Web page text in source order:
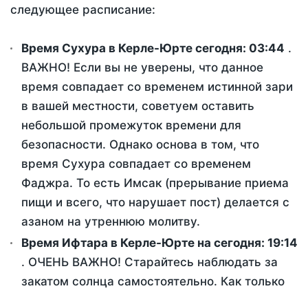
следующее расписание:
Время Сухура в Керле-Юрте сегодня: 03:44 .
ВАЖНО! Если вы не уверены, что данное
время совпадает со временем истинной зари
в вашей местности, советуем оставить
небольшой промежуток времени для
безопасности. Однако основа в том, что
время Сухура совпадает со временем
Фаджра. То есть Имсак (прерывание приема
пищи и всего, что нарушает пост) делается с
азаном на утреннюю молитву.
Время Ифтара в Керле-Юрте на сегодня: 19:14
. ОЧЕНЬ ВАЖНО! Старайтесь наблюдать за
закатом солнца самостоятельно. Как только